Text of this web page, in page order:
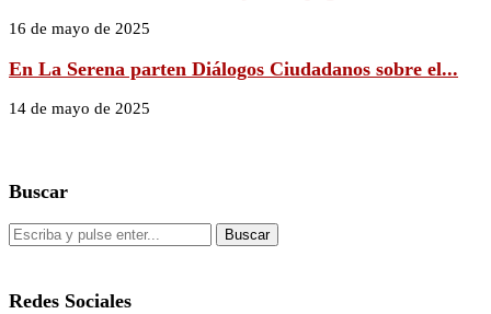
16 de mayo de 2025
En La Serena parten Diálogos Ciudadanos sobre el...
14 de mayo de 2025
Buscar
Redes Sociales